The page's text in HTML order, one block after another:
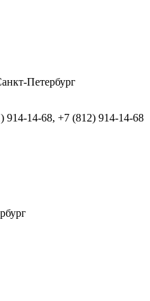
Петербург
914-14-68, +7 (812) 914-14-68